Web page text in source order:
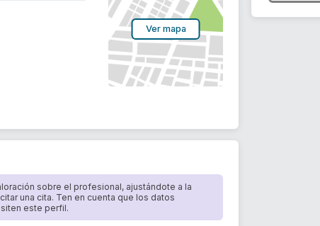
Ver mapa
sobre el profesional, ajustándote a la
una cita. Ten en cuenta que los datos
este perfil.